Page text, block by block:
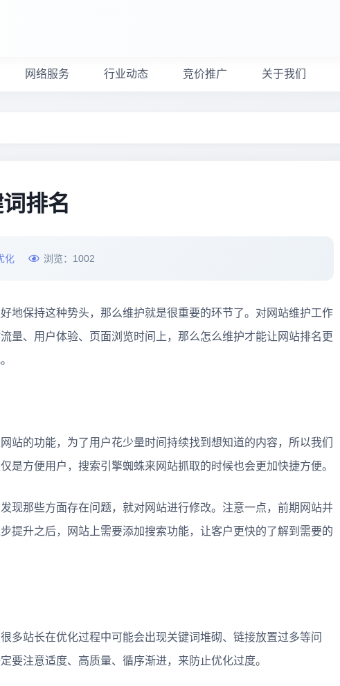
网络服务 行业动态 竞价推广 关于我们
排名
化 浏览： 1002
保持这种势头，那么维护就是很重要的环节了。对网站维护工作
量、用户体验、页面浏览时间上，那么怎么维护才能让网站排名更
的功能，为了用户花少量时间持续找到想知道的内容，所以我们
是方便用户，搜索引擎蜘蛛来网站抓取的时候也会更加快捷方便。
那些方面存在问题，就对网站进行修改。注意一点，前期网站并
提升之后，网站上需要添加搜索功能，让客户更快的了解到需要的
站长在优化过程中可能会出现关键词堆砌、链接放置过多等问
要注意适度、高质量、循序渐进，来防止优化过度。